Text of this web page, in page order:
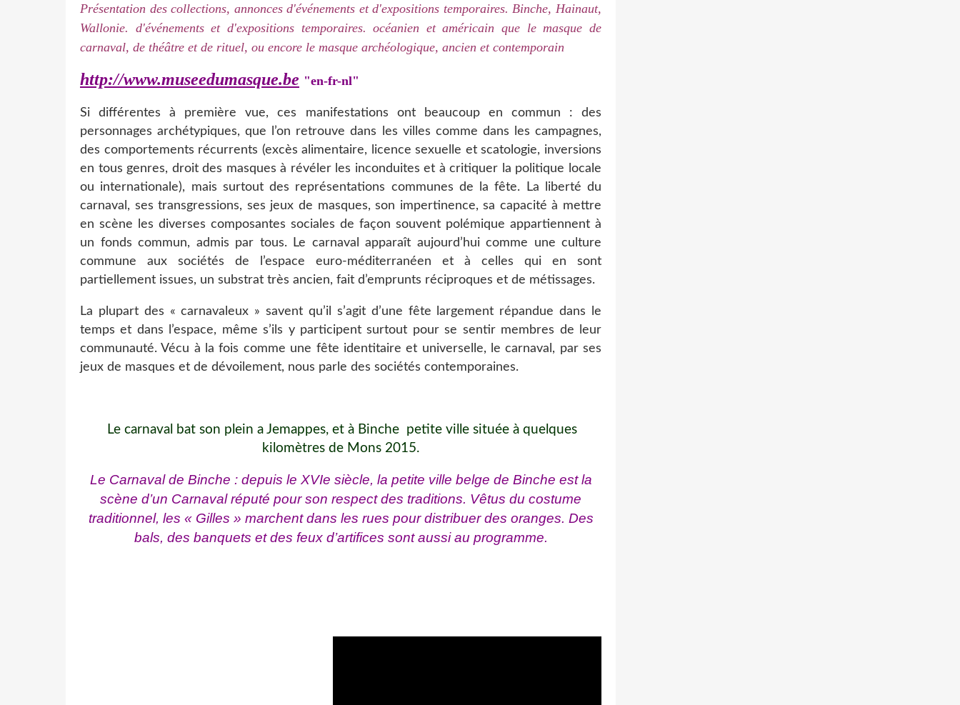
Présentation des collections, annonces d'événements et d'expositions temporaires. Binche, Hainaut,
Wallonie. d'événements et d'expositions temporaires. océanien et américain que le masque de
carnaval, de théâtre et de rituel, ou encore le masque archéologique, ancien et contemporain
http://www.museedumasque.be "en-fr-nl"
Si différentes à première vue, ces manifestations ont beaucoup en commun : des
personnages archétypiques, que l’on retrouve dans les villes comme dans les campagnes,
des comportements récurrents (excès alimentaire, licence sexuelle et scatologie, inversions
en tous genres, droit des masques à révéler les inconduites et à critiquer la politique locale
ou internationale), mais surtout des représentations communes de la fête. La liberté du
carnaval, ses transgressions, ses jeux de masques, son impertinence, sa capacité à mettre
en scène les diverses composantes sociales de façon souvent polémique appartiennent à
un fonds commun, admis par tous. Le carnaval apparaît aujourd’hui comme une culture
commune aux sociétés de l’espace euro-méditerranéen et à celles qui en sont
partiellement issues, un substrat très ancien, fait d’emprunts réciproques et de métissages.
La plupart des « carnavaleux » savent qu’il s’agit d’une fête largement répandue dans le
temps et dans l’espace, même s’ils y participent surtout pour se sentir membres de leur
communauté. Vécu à la fois comme une fête identitaire et universelle, le carnaval, par ses
jeux de masques et de dévoilement, nous parle des sociétés contemporaines.
Le carnaval bat son plein a Jemappes, et à Binche petite ville située à quelques
kilomètres de Mons 2015.
Le Carnaval de Binche : depuis le XVIe siècle, la petite ville belge de Binche est la
scène d’un Carnaval réputé pour son respect des traditions. Vêtus du costume
traditionnel, les « Gilles » marchent dans les rues pour distribuer des oranges. Des
bals, des banquets et des feux d’artifices sont aussi au programme.